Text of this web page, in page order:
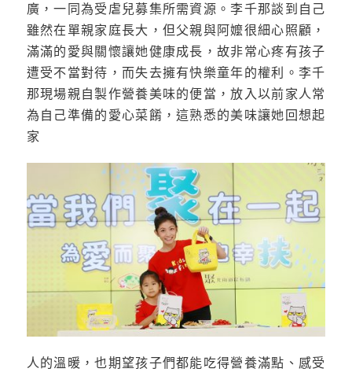
廣，一同為受虐兒募集所需資源。李千那談到自己
雖然在單親家庭長大，但父親與阿嬤很細心照顧，
滿滿的愛與關懷讓她健康成長，故非常心疼有孩子
遭受不當對待，而失去擁有快樂童年的權利。李千
那現場親自製作營養美味的便當，放入以前家人常
為自己準備的愛心菜餚，這熟悉的美味讓她回想起
家
人的溫暖，也期望孩子們都能吃得營養滿點、感受